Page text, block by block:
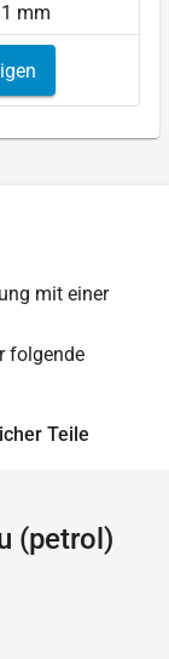
mm
mit einer
folgende
Teile
(petrol)